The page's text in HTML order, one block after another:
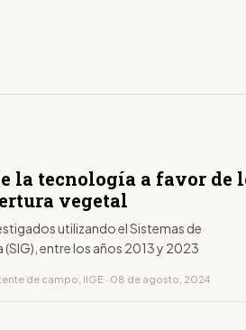
la tecnología a favor de
vegetal
utilizando el Sistemas de
entre los años 2013 y 2023
de campo, IIGE · 08 de agosto, 2024